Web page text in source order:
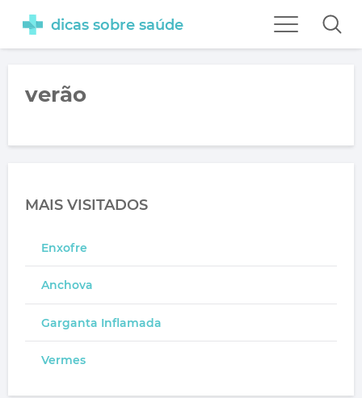
dicas sobre saúde
verão
MAIS VISITADOS
Enxofre
Anchova
Garganta Inflamada
Vermes